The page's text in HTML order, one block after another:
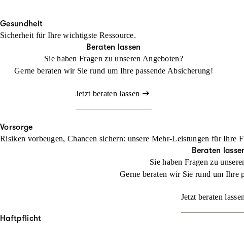
Beraten lassen
Jetzt konfigurieren
Gesundheit
Sicherheit für Ihre wichtigste Ressource.
Beraten lassen
Sie haben Fragen zu unseren Angeboten?
Gerne beraten wir Sie rund um Ihre passende Absicherung!
Jetzt beraten lassen
Vorsorge
Risiken vorbeugen, Chancen sichern: unsere Mehr-Leistungen für Ihre
Beraten
Sie haben Fragen zu
Gerne beraten wir Sie rund um Ihre
Jetzt beraten lassen
Haftpflicht